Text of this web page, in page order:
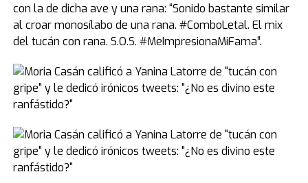
con la de dicha ave y una rana: “Sonido bastante similar
al croar monosílabo de una rana. #ComboLetal. El mix
del tucán con rana. S.O.S. #MeImpresionaMiFama”.